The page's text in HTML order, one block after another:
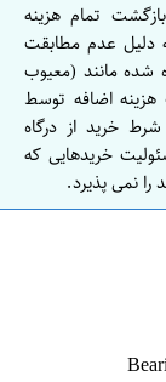
تمام هزینه
دلیل عدم مطابقت
شده مانند (معیوب
اضافه توسط
خرید از درگاه
خریدهایی که
نمی پذیرد.